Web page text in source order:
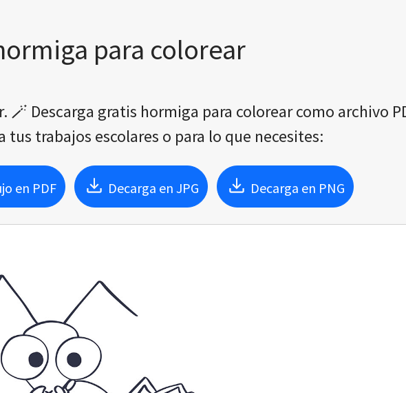
para colorear
🪄 Descarga gratis hormiga para colorear como archivo
tus trabajos escolares o para lo que necesites:
en PDF Decarga en JPG Decarga en PNG